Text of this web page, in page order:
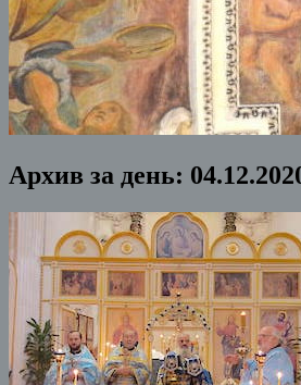
Архив за день: